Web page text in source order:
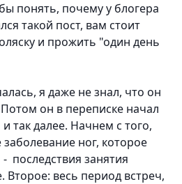
понять, почему у блогера
такой пост, вам стоит
и прожить "один день
я даже не знал, что он
он в переписке начал
так далее. Начнем с того,
ног, которое
последствия занятия
Второе: весь период встреч,